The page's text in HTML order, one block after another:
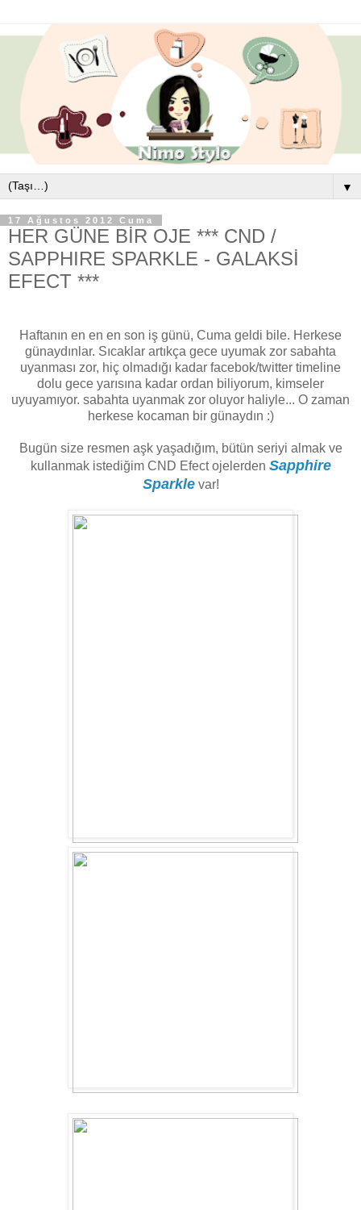
▼
17 Ağustos 2012 Cuma
HER GÜNE BİR OJE *** CND /
SAPPHIRE SPARKLE - GALAKSİ
EFECT ***
Haftanın en en en son iş günü, Cuma geldi bile. Herkese
günaydınlar. Sıcaklar artıkça gece uyumak zor sabahta
uyanması zor, hiç olmadığı kadar facebok/twitter timeline
dolu gece yarısına kadar ordan biliyorum, kimseler
uyuyamıyor. sabahta uyanmak zor oluyor haliyle... O zaman
herkese kocaman bir günaydın :)
Bugün size resmen aşk yaşadığım, bütün seriyi almak ve
kullanmak istediğim CND Efect ojelerden Sapphire
Sparklevar!